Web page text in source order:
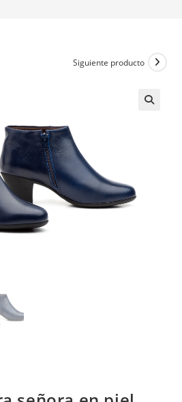
Siguiente producto